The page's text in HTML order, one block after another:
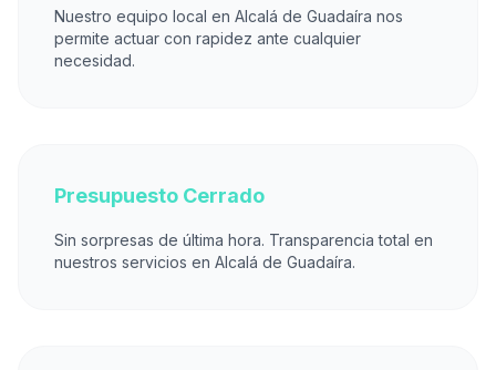
Nuestro equipo local en Alcalá de Guadaíra nos
permite actuar con rapidez ante cualquier
necesidad.
Presupuesto Cerrado
Sin sorpresas de última hora. Transparencia total en
nuestros servicios en Alcalá de Guadaíra.